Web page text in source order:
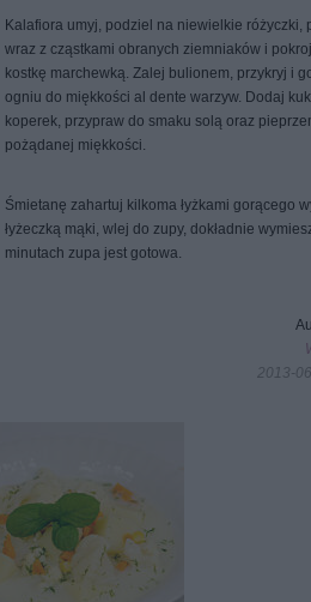
Kalafiora umyj, podziel na niewielkie różyczki,
wraz z cząstkami obranych ziemniaków i
kostkę marchewką. Zalej bulionem, przykryj i
ogniu do miękkości al dente warzyw. Dodaj
koperek, przypraw do smaku solą oraz
pożądanej miękkości.
Śmietanę zahartuj kilkoma łyżkami gorącego
łyżeczką mąki, wlej do zupy, dokładnie
minutach zupa jest gotowa.
2013-